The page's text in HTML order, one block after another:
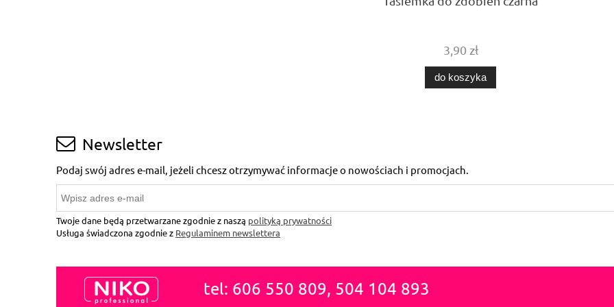
3,90 zł
do koszyka
Newsletter
Podaj swój adres e-mail, jeżeli chcesz otrzymywać informacje o nowościach i promocjach.
Twoje dane będą przetwarzane zgodnie z naszą polityką prywatności
Usługa świadczona zgodnie z Regulaminem newslettera
tel: 606 550 809, 504 104 893